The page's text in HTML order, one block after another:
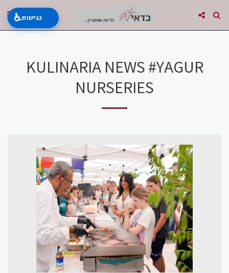
KULINARIA NEWS #YAGUR
NURSERIES
♿נגישות